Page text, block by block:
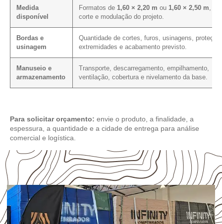
Medida
disponível
Formatos de 1,60 × 2,20 m ou 1,60 × 2,50 m,
corte e modulação do projeto.
Bordas e
usinagem
Quantidade de cortes, furos, usinagens, proteção
extremidades e acabamento previsto.
Manuseio e
armazenamento
Transporte, descarregamento, empilhamento,
ventilação, cobertura e nivelamento da base.
Para solicitar orçamento: envie o produto, a finalidade, a
espessura, a quantidade e a cidade de entrega para análise
comercial e logística.